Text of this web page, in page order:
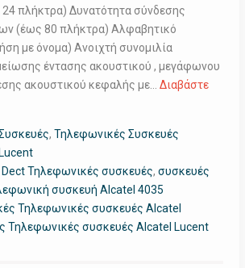
πλήκτρα) Δυνατότητα σύνδεσης
(έως 80 πλήκτρα) Αλφαβητικό
με όνομα) Ανοιχτή συνομιλία
έντασης ακουστικού , μεγάφωνου
ακουστικού κεφαλής με… Διαβάστε
, Τηλεφωνικές Συσκευές
Dect Τηλεφωνικές συσκευές, συσκευές
συσκευή Alcatel 4035
Τηλεφωνικές συσκευές Alcatel
Τηλεφωνικές συσκευές Alcatel Lucent